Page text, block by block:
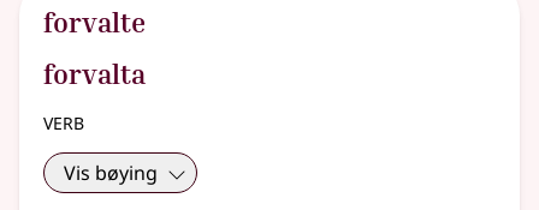
forvalte
forvalta
verb
Vis bøying